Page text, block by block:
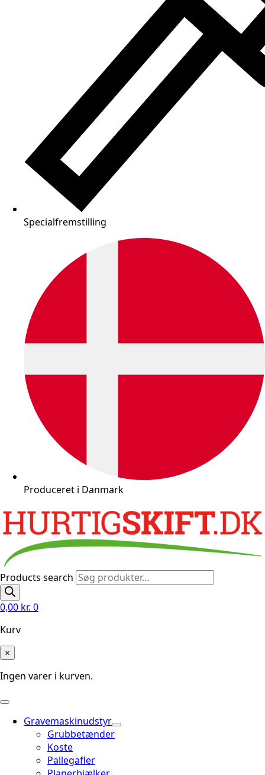
Specialfremstilling
Produceret i Danmark
Products search
0,00 kr. 0
Kurv
×
Ingen varer i kurven.
Gravemaskinudstyr
Grubbetænder
Koste
Pallegafler